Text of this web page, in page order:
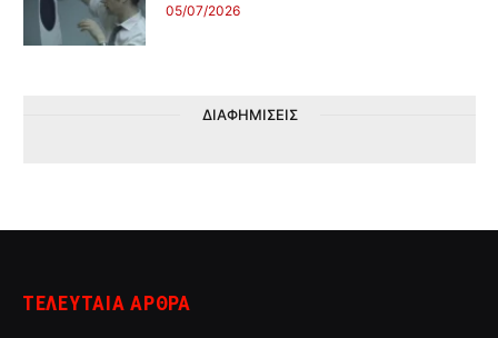
05/07/2026
ΔΙΑΦΗΜΙΣΕΙΣ
ΤΕΛΕΥΤΑΙΑ ΑΡΘΡΑ